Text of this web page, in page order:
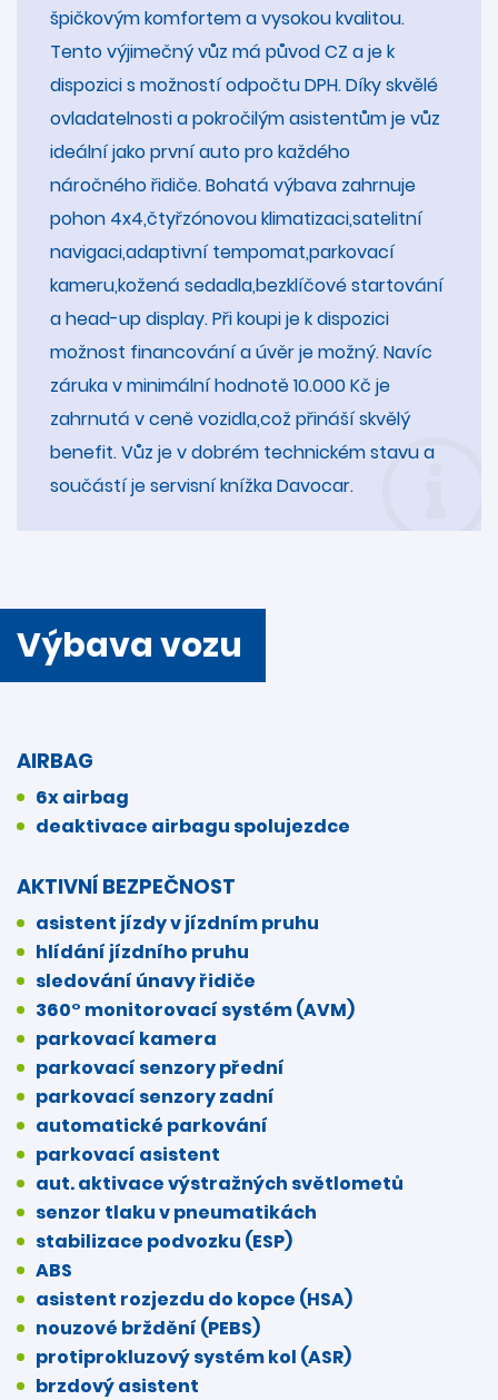
špičkovým komfortem a vysokou kvalitou.
Tento výjimečný vůz má původ CZ a je k
dispozici s možností odpočtu DPH. Díky skvělé
ovladatelnosti a pokročilým asistentům je vůz
ideální jako první auto pro každého
náročného řidiče. Bohatá výbava zahrnuje
pohon 4x4,čtyřzónovou klimatizaci,satelitní
navigaci,adaptivní tempomat,parkovací
kameru,kožená sedadla,bezklíčové startování
a head-up display. Při koupi je k dispozici
možnost financování a úvěr je možný. Navíc
záruka v minimální hodnotě 10.000 Kč je
zahrnutá v ceně vozidla,což přináší skvělý
benefit. Vůz je v dobrém technickém stavu a
součástí je servisní knížka Davocar.
Výbava vozu
AIRBAG
6x airbag
deaktivace airbagu spolujezdce
AKTIVNÍ BEZPEČNOST
asistent jízdy v jízdním pruhu
hlídání jízdního pruhu
sledování únavy řidiče
360° monitorovací systém (AVM)
parkovací kamera
parkovací senzory přední
parkovací senzory zadní
automatické parkování
parkovací asistent
aut. aktivace výstražných světlometů
senzor tlaku v pneumatikách
stabilizace podvozku (ESP)
ABS
asistent rozjezdu do kopce (HSA)
nouzové brždění (PEBS)
protiprokluzový systém kol (ASR)
brzdový asistent